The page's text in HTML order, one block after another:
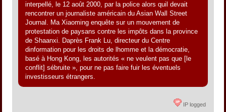
interpellé, le 12 août 2000, par la police alors quil devait
rencontrer un journaliste américain du Asian Wall Street
Journal. Ma Xiaoming enquête sur un mouvement de
protestation de paysans contre les impôts dans la province
de Shaanxi. Daprès Frank Lu, directeur du Centre
dinformation pour les droits de lhomme et la démocratie,
basé à Hong Kong, les autorités « ne veulent pas que [le
conflit] sébruite », pour ne pas faire fuir les éventuels
investisseurs étrangers.
IP logged